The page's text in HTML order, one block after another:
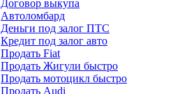
Договор выкупа
Автоломбард
Деньги под залог ПТС
Кредит под залог авто
Продать Fiat
Продать Жигули быстро
Продать мотоцикл быстро
Продать Audi